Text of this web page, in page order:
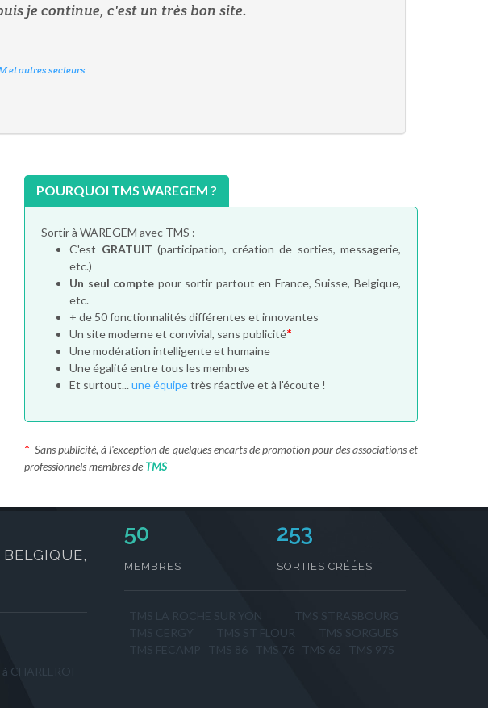
je continue, c'est un très bon site.
et autres secteurs
et autres secteurs
et autres secteurs
et autres secteurs
POURQUOI TMS WAREGEM ?
Sortir à WAREGEM avec TMS :
C'est GRATUIT (participation, création de sorties, messagerie,
etc.)
Un seul compte pour sortir partout en France, Suisse, Belgique,
etc.
+ de 50 fonctionnalités différentes et innovantes
Un site moderne et convivial, sans publicité*
Une modération intelligente et humaine
Une égalité entre tous les membres
Et surtout...une équipetrès réactive et à l'écoute !
* Sans publicité, à l'exception de quelques encarts de promotion pour des associations et
professionnels membres deTMS
CHARLEROI
50
MEMBRES
276
SORTIES CRÉÉES
TMS LA ROCHE SUR YON
TMS STRASBOURG
TMS CERGY
TMS ST FLOUR
TMS SORGUES
TMS 76 TMS 62 TMS 975